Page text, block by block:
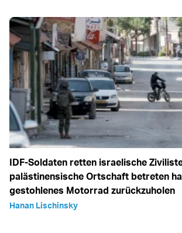
IDF-Soldaten retten israelische
palästinensische Ortschaft betreten
gestohlenes Motorrad zurückzuholen
Hanan Lischinsky